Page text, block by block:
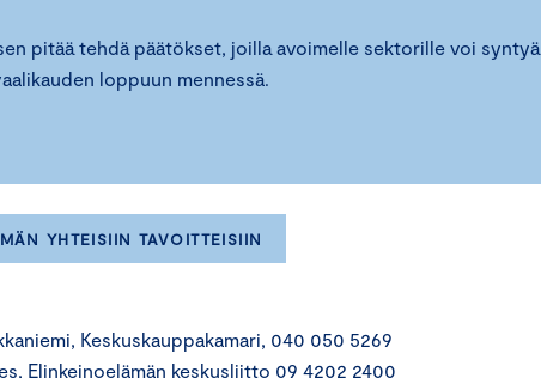
pitää tehdä päätökset, joilla avoimelle sektorille voi syntyä
loppuun mennessä.
YHTEISIIN TAVOITTEISIIN
Keskuskauppakamari, 040 050 5269
Elinkeinoelämän keskusliitto 09 4202 2400